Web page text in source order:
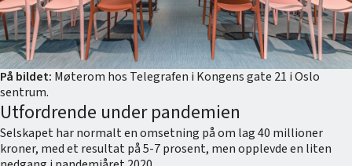
På bildet: Møterom hos Telegrafen i Kongens gate 21 i Oslo
sentrum.
Utfordrende under pandemien
Selskapet har normalt en omsetning på om lag 40 millioner
kroner, med et resultat på 5-7 prosent, men opplevde en liten